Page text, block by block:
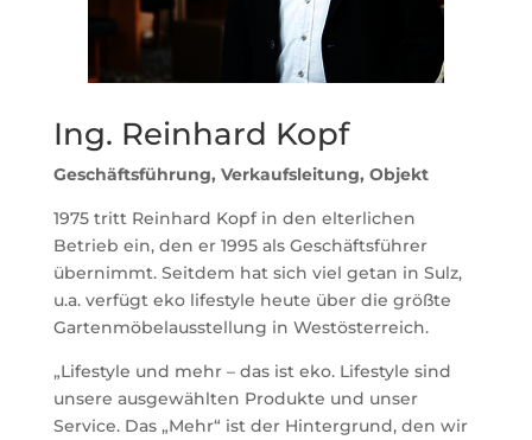
Ing. Reinhard Kopf
Geschäftsführung, Verkaufsleitung, Objekt
1975 tritt Reinhard Kopf in den elterlichen
Betrieb ein, den er 1995 als Geschäftsführer
übernimmt. Seitdem hat sich viel getan in Sulz,
u.a. verfügt eko lifestyle heute über die größte
Gartenmöbelausstellung in Westösterreich.
„Lifestyle und mehr – das ist eko. Lifestyle sind
unsere ausgewählten Produkte und unser
Service. Das „Mehr“ ist der Hintergrund, den wir